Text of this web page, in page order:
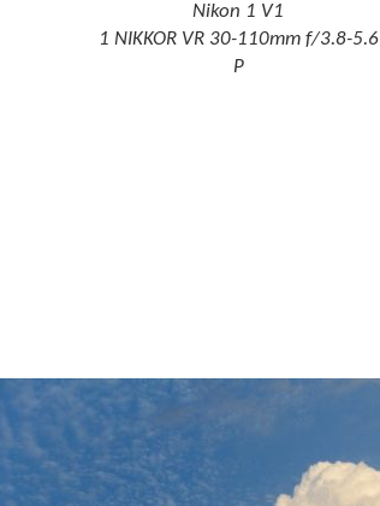
Nikon 1 V1
1 NIKKOR VR 30-110mm f/3.8-5.6
P